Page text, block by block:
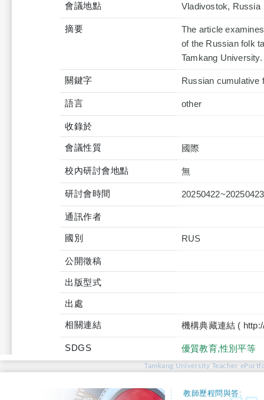
會議地點 Vladivostok, Russia
摘要
The article
of the Russian folk
Tamkang University.
關鍵字 Russian cumulative
語言 other
收錄於
會議性質 國際
校內研討會地點 無
研討會時間 20250422~20250423
通訊作者
國別 RUS
公開徵稿
出版型式
出處
相關連結 機構典藏連結 (
SDGS 優質教育,性別平等
Tamkang University Teacher
教師歷程問與答: